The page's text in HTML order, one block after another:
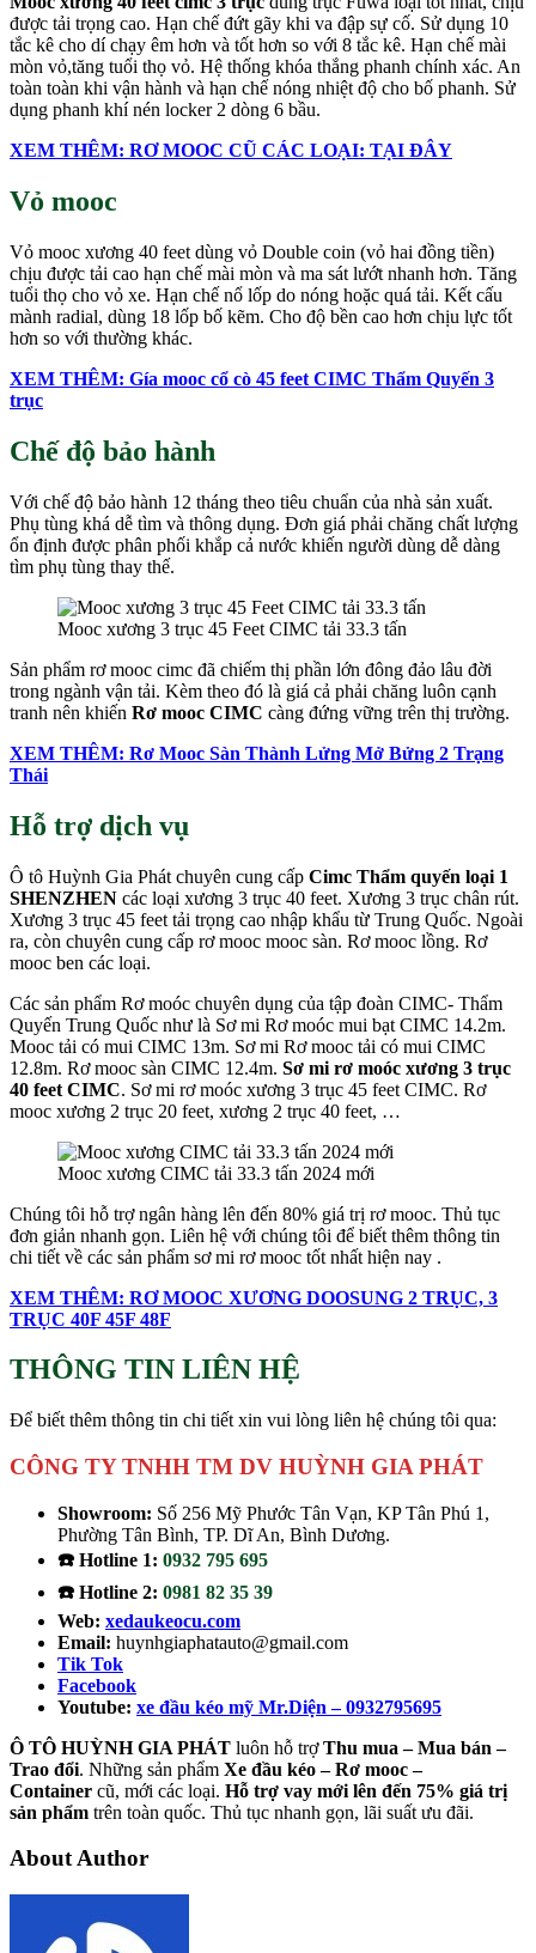
được tải trọng cao. Hạn chế đứt gãy khi va đập sự cố. Sử dụng 10
tắc kê cho dí chạy êm hơn và tốt hơn so với 8 tắc kê. Hạn chế mài
mòn vỏ,tăng tuổi thọ vỏ. Hệ thống khóa thắng phanh chính xác. An
toàn toàn khi vận hành và hạn chế nóng nhiệt độ cho bố phanh. Sử
dụng phanh khí nén locker 2 dòng 6 bầu.
XEM THÊM: RƠ MOOC CŨ CÁC LOẠI: TẠI ĐÂY
Vỏ mooc
Vỏ mooc xương 40 feet dùng vỏ Double coin (vỏ hai đồng tiền)
chịu được tải cao hạn chế mài mòn và ma sát lướt nhanh hơn. Tăng
tuổi thọ cho vỏ xe. Hạn chế nổ lốp do nóng hoặc quá tải. Kết cấu
mành radial, dùng 18 lốp bố kẽm. Cho độ bền cao hơn chịu lực tốt
hơn so với thường khác.
XEM THÊM: Gía mooc cổ cò 45 feet CIMC Thẩm Quyến 3
trục
Chế độ bảo hành
Với chế độ bảo hành 12 tháng theo tiêu chuẩn của nhà sản xuất.
Phụ tùng khá dễ tìm và thông dụng. Đơn giá phải chăng chất lượng
ổn định được phân phối khắp cả nước khiến người dùng dễ dàng
tìm phụ tùng thay thế.
Mooc xương 3 trục 45 Feet CIMC tải 33.3 tấn
Sản phẩm rơ mooc cimc đã chiếm thị phần lớn đông đảo lâu đời
trong ngành vận tải. Kèm theo đó là giá cả phải chăng luôn cạnh
tranh nên khiến Rơ mooc CIMC càng đứng vững trên thị trường.
XEM THÊM: Rơ Mooc Sàn Thành Lửng Mở Bửng 2 Trạng
Thái
Hỗ trợ dịch vụ
Ô tô Huỳnh Gia Phát chuyên cung cấp Cimc Thẩm quyến loại 1
SHENZHEN các loại xương 3 trục 40 feet. Xương 3 trục chân rút.
Xương 3 trục 45 feet tải trọng cao nhập khẩu từ Trung Quốc. Ngoài
ra, còn chuyên cung cấp rơ mooc mooc sàn. Rơ mooc lồng. Rơ
mooc ben các loại.
Các sản phẩm Rơ moóc chuyên dụng của tập đoàn CIMC- Thẩm
Quyến Trung Quốc như là Sơ mi Rơ moóc mui bạt CIMC 14.2m.
Mooc tải có mui CIMC 13m. Sơ mi Rơ mooc tải có mui CIMC
12.8m. Rơ mooc sàn CIMC 12.4m. Sơ mi rơ moóc xương 3 trục
40 feet CIMC. Sơ mi rơ moóc xương 3 trục 45 feet CIMC. Rơ
mooc xương 2 trục 20 feet, xương 2 trục 40 feet, …
Mooc xương CIMC tải 33.3 tấn 2024 mới
Chúng tôi hỗ trợ ngân hàng lên đến 80% giá trị rơ mooc. Thủ tục
đơn giản nhanh gọn. Liên hệ với chúng tôi để biết thêm thông tin
chi tiết về các sản phẩm sơ mi rơ mooc tốt nhất hiện nay .
XEM THÊM: RƠ MOOC XƯƠNG DOOSUNG 2 TRỤC, 3
TRỤC 40F 45F 48F
THÔNG TIN LIÊN HỆ
Để biết thêm thông tin chi tiết xin vui lòng liên hệ chúng tôi qua:
CÔNG TY TNHH TM DV HUỲNH GIA PHÁT
Showroom: Số 256 Mỹ Phước Tân Vạn, KP Tân Phú 1,
Phường Tân Bình, TP. Dĩ An, Bình Dương.
☎️ Hotline 1: 0932 795 695
☎️ Hotline 2: 0981 82 35 39
Web: xedaukeocu.com
Email: huynhgiaphatauto@gmail.com
Tik Tok
Facebook
Youtube: xe đầu kéo mỹ Mr.Diện – 0932795695
Ô TÔ HUỲNH GIA PHÁT luôn hỗ trợThu mua – Mua bán –
Trao đổi. Những sản phẩm Xe đầu kéo – Rơ mooc –
Container cũ, mới các loại. Hỗ trợ vay mới lên đến 75% giá trị
sản phẩm trên toàn quốc. Thủ tục nhanh gọn, lãi suất ưu đãi.
About Author